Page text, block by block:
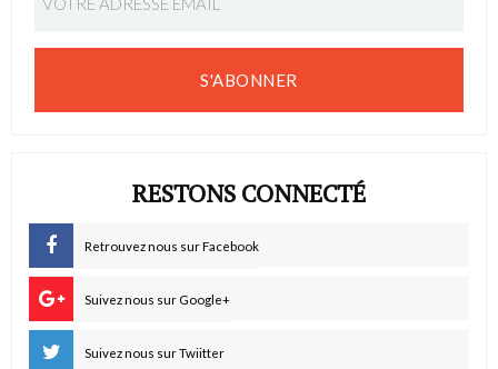
S'ABONNER
RESTONS CONNECTÉ
Retrouvez nous sur Facebook
Suivez nous sur Google+
Suivez nous sur Twiitter